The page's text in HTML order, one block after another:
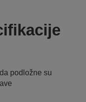
podložne su